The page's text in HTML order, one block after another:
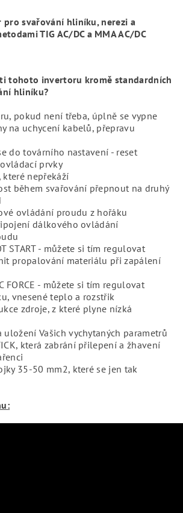
pro svařování hliníku, nerezi a
TIG AC/DC a MMA AC/DC
tohoto invertoru kromě standardních
hliníku?
pokud není třeba, úplně se vypne
na uchycení kabelů, přepravu
do továrního nastavení - reset
prvky
nepřekáží
během svařování přepnout na druhý
ovládání proudu z hořáku
dálkového ovládání
START - můžete si tím regulovat
propalování materiálu při zapálení
FORCE - můžete si tím regulovat
vnesené teplo a rozstřik
zdroje, z které plyne nízká
uložení Vašich vychytaných parametrů
která zabrání přilepení a žhavení
35-50 mm2, které se jen tak